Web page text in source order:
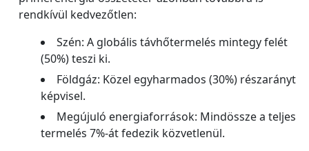
rendkívül kedvezőtlen:
Szén: A globális távhőtermelés mintegy felét
(50%) teszi ki.
Földgáz: Közel egyharmados (30%) részarányt
képvisel.
Megújuló energiaforrások: Mindössze a teljes
termelés 7%-át fedezik közvetlenül.